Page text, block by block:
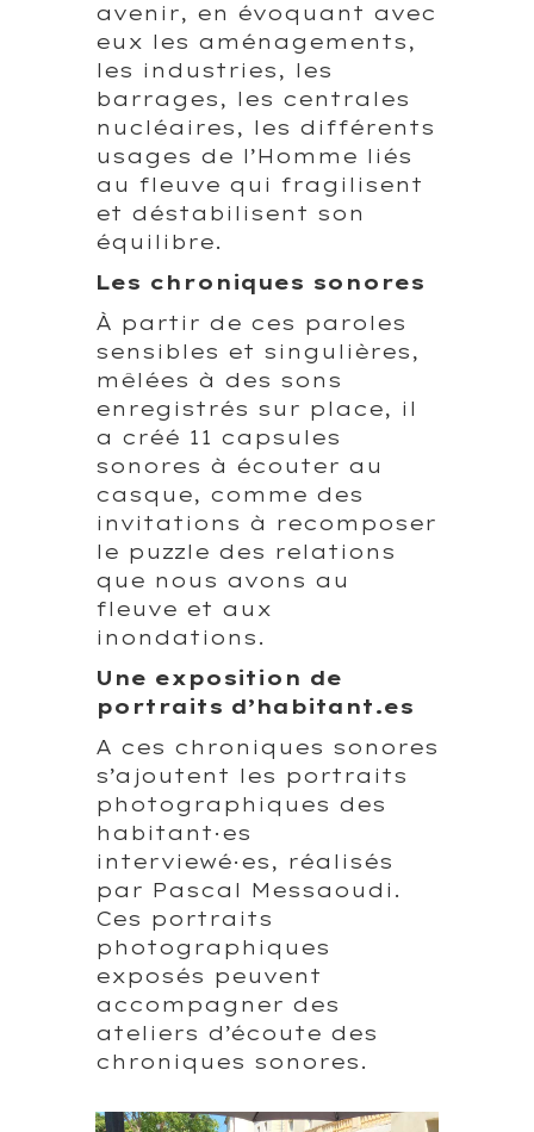
avenir, en évoquant avec
eux les aménagements,
les industries, les
barrages, les centrales
nucléaires, les différents
usages de l’Homme liés
au fleuve qui fragilisent
et déstabilisent son
équilibre.
Les chroniques sonores
À partir de ces paroles
sensibles et singulières,
mêlées à des sons
enregistrés sur place, il
a créé 11 capsules
sonores à écouter au
casque, comme des
invitations à recomposer
le puzzle des relations
que nous avons au
fleuve et aux
inondations.
Une exposition de
portraits d’habitant.es
A ces chroniques sonores
s’ajoutent les portraits
photographiques des
habitant·es
interviewé·es, réalisés
par Pascal Messaoudi.
Ces portraits
photographiques
exposés peuvent
accompagner des
ateliers d’écoute des
chroniques sonores.